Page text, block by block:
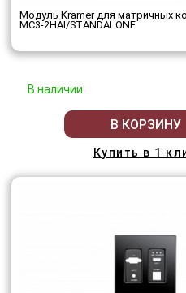
Модуль Kramer для матричных
MC3-2HAI/STANDALONE
В наличии
В КОРЗИНУ
Купить в 1